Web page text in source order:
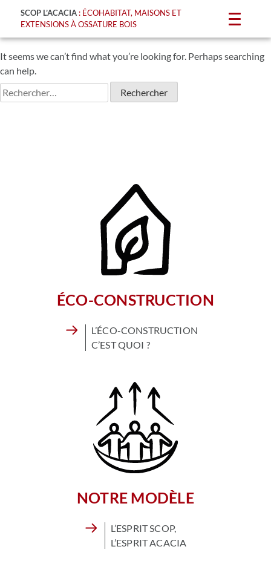
SCOP L’ACACIA: ÉCOHABITAT, MAISONS ET
EXTENSIONS À OSSATURE BOIS
NOTHING FOUND
It seems we can’t find what you’re looking for. Perhaps searching
can help.
Rechercher :
ÉCO-CONSTRUCTION
L’ÉCO-CONSTRUCTION
C’EST QUOI ?
NOTRE MODÈLE
L’ESPRIT SCOP,
L’ESPRIT ACACIA